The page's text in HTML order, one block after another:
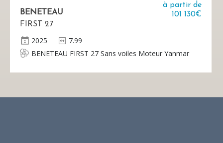
BENETEAU
FIRST 27
à partir de
101 130€
2025
7.99
BENETEAU FIRST 27 Sans voiles Moteur Yanmar